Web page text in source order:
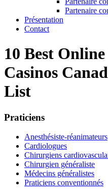
Partenaire
Présentation
Contact
10 Best
Casinos
List
Praticiens
Anesthésiste-réanimateurs
Cardiologues
Chirurgiens
Chirurgien généraliste
Médecins généralistes
Praticiens conventionnés